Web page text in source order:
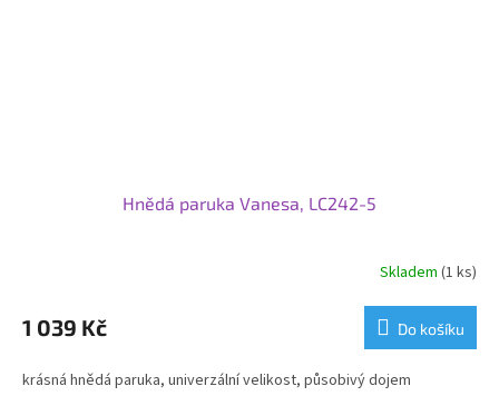
Hnědá paruka Vanesa, LC242-5
Skladem (1 ks)
1 039 Kč Do košíku
krásná hnědá paruka, univerzální velikost, působivý dojem